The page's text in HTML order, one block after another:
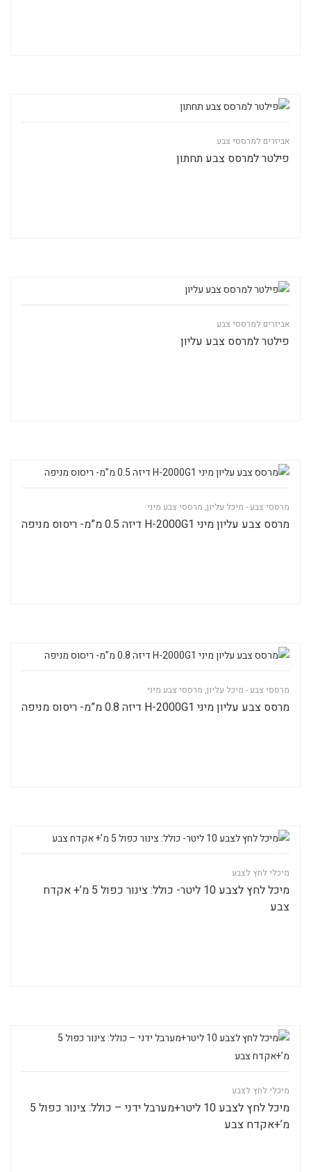
אביזרים למרססי צבע
פילטר למרסס צבע תחתון
אביזרים למרססי צבע
פילטר למרסס צבע עליון
מרססי צבע - מיכל עליון,מרססי צבע מיני
מרסס צבע עליון מיני H-2000G1 דיזה 0.5 מ”מ- ריסוס מניפה
מרססי צבע - מיכל עליון,מרססי צבע מיני
מרסס צבע עליון מיני H-2000G1 דיזה 0.8 מ”מ- ריסוס מניפה
מיכלי לחץ לצבע
מיכל לחץ לצבע 10 ליטר- כולל: צינור כפול 5 מ’+ אקדח
צבע
מיכלי לחץ לצבע
מיכל לחץ לצבע 10 ליטר+מערבל ידני – כולל: צינור כפול 5
מ’+אקדח צבע